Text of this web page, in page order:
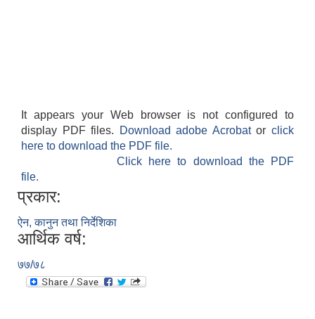
It appears your Web browser is not configured to
display PDF files.
Download adobe Acrobatorclick
here to download the PDF file.
Click here to download the PDF
file.
प्रकार:
ऐन, कानुन तथा निर्देशिका
आर्थिक वर्ष:
७७/७८